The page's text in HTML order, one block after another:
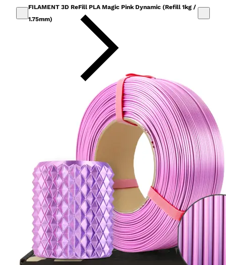
FILAMENT 3D ReFill PLA Magic Pink Dynamic (Refill 1kg /
1.75mm)